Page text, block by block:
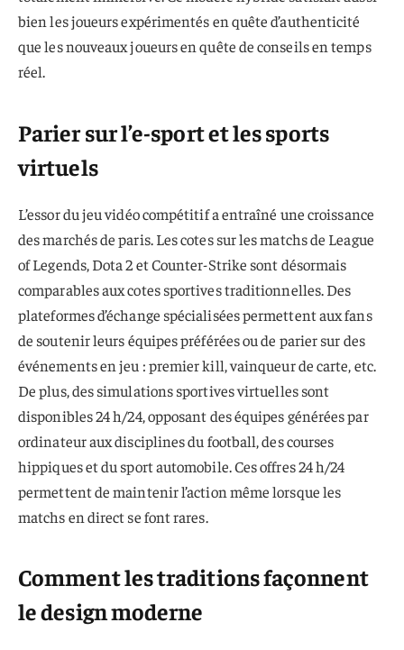
bien les joueurs expérimentés en quête d’authenticité
que les nouveaux joueurs en quête de conseils en temps
réel.
Parier sur l’e-sport et les sports
virtuels
L’essor du jeu vidéo compétitif a entraîné une croissance
des marchés de paris. Les cotes sur les matchs de League
of Legends, Dota 2 et Counter-Strike sont désormais
comparables aux cotes sportives traditionnelles. Des
plateformes d’échange spécialisées permettent aux fans
de soutenir leurs équipes préférées ou de parier sur des
événements en jeu : premier kill, vainqueur de carte, etc.
De plus, des simulations sportives virtuelles sont
disponibles 24 h/24, opposant des équipes générées par
ordinateur aux disciplines du football, des courses
hippiques et du sport automobile. Ces offres 24 h/24
permettent de maintenir l’action même lorsque les
matchs en direct se font rares.
Comment les traditions façonnent
le design moderne